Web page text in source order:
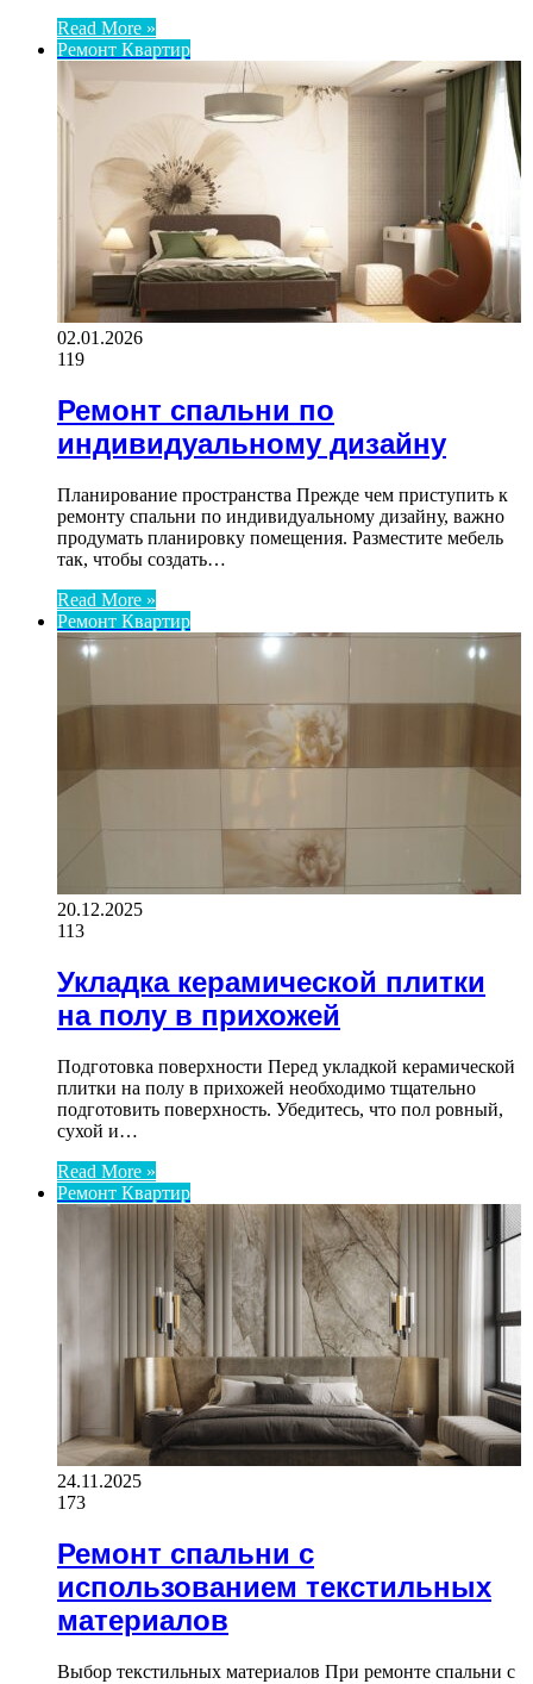
Read More »
Ремонт Квартир
02.01.2026
119
Ремонт спальни по
индивидуальному дизайну
Планирование пространства Прежде чем приступить к
ремонту спальни по индивидуальному дизайну, важно
продумать планировку помещения. Разместите мебель
так, чтобы создать…
Read More »
Ремонт Квартир
20.12.2025
113
Укладка керамической плитки
на полу в прихожей
Подготовка поверхности Перед укладкой керамической
плитки на полу в прихожей необходимо тщательно
подготовить поверхность. Убедитесь, что пол ровный,
сухой и…
Read More »
Ремонт Квартир
24.11.2025
173
Ремонт спальни с
использованием текстильных
материалов
Выбор текстильных материалов При ремонте спальни с